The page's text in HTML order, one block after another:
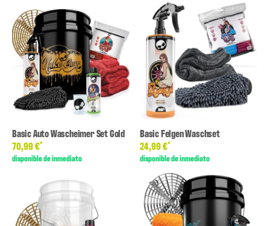
Basic Auto Wascheimer Set Gold
70,99 €*
disponible de inmediato
Basic Felgen Waschset
24,99 €*
disponible de inmediato